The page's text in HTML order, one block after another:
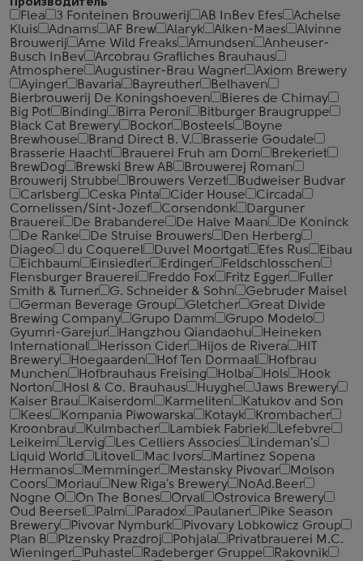
Flea
3 Fonteinen Brouwerij AB InBev Efes
Achelse
Kluis
Adnams AF Brew Alaryk Alken-Maes
Alvinne
Brouwerij
Ame Wild Freaks Amundsen
Anheuser-
Busch InBev
Arcobrau Grafliches Brauhaus
Atmosphere
Augustiner-Brau Wagner
Axiom Brewery
Ayinger
Bavaria Bayreuther
Belhaven
Bierbrouwerij De Koningshoeven
Bieres de Chimay
Big Pot
Binding Birra Peroni
Bitburger Braugruppe
Black Cat Brewery
Bockor Bosteels
Boyne
Brewhouse
Brand Direct B. V.
Brasserie Goudale
Brasserie Haacht
Brauerei Fruh am Dom
Brekeriet
BrewDog
Brewski Brew AB
Brouwerej Roman
Brouwerij Strubbe
Brouwers Verzet
Budweiser Budvar
Carlsberg
Ceska Pinta Cider House
Circada
Cornelissen/Sint-Jozef
Corsendonk
Darguner
Brauerei
De Brabandere De Halve Maan
De Koninck
De Ranke
De Struise Brouwers
Den Herberg
Diageo
du Coquerel Duvel Moortgat Efes Rus
Eibau
Eichbaum
Einsiedler Erdinger
Feldschlosschen
Flensburger Brauerei
Freddo Fox Fritz Egger
Fuller
Smith & Turner
G. Schneider & Sohn
Gebruder Maisel
German Beverage Group
Gletcher
Great Divide
Brewing Company
Grupo Damm
Grupo Modelo
Gyumri-Garejur
Hangzhou Qiandaohu
Heineken
International
Herisson Cider Hijos de Rivera
HIT
Brewery
Hoegaarden Hof Ten Dormaal
Hofbrau
Munchen
Hofbrauhaus Freising Holba Hols
Hook
Norton
Hosl & Co. Brauhaus Huyghe
Jaws Brewery
Kaiser Brau
Kaiserdom Karmeliten
Katukov and Son
Kees
Kompania Piwowarska Kotayk
Krombacher
Kroonbrau
Kulmbacher Lambiek Fabriek
Lefebvre
Leikeim
Lervig Les Celliers Associes
Lindeman's
Liquid World
Litovel Mac Ivors
Martinez Sopena
Hermanos
Memminger Mestansky Pivovar
Molson
Coors
Moriau New Riga's Brewery
NoAd.Beer
Nogne O
On The Bones Orval
Ostrovica Brewery
Oud Beersel
Palm Paradox Paulaner
Pike Season
Brewery
Pivovar Nymburk
Pivovary Lobkowicz Group
Plan B
Plzensky Prazdroj Pohjala
Privatbrauerei M.C.
Wieninger
Puhaste Radeberger Gruppe
Rakovnik